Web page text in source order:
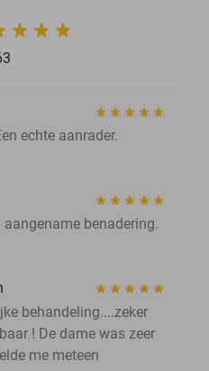
echte aanrader.
benadering.
behandeling....zeker
! De dame was zeer
me meteen